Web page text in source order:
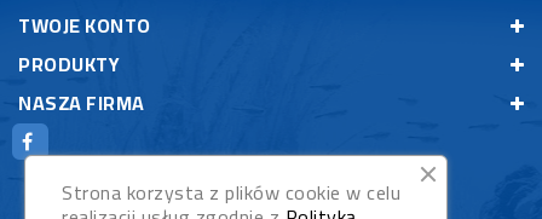
TWOJE KONTO
PRODUKTY
NASZA FIRMA
Strona korzysta z plików cookie w celu